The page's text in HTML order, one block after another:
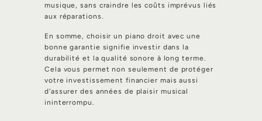
musique, sans craindre les coûts imprévus liés
aux réparations.
En somme, choisir un piano droit avec une
bonne garantie signifie investir dans la
durabilité et la qualité sonore à long terme.
Cela vous permet non seulement de protéger
votre investissement financier mais aussi
d'assurer des années de plaisir musical
ininterrompu.